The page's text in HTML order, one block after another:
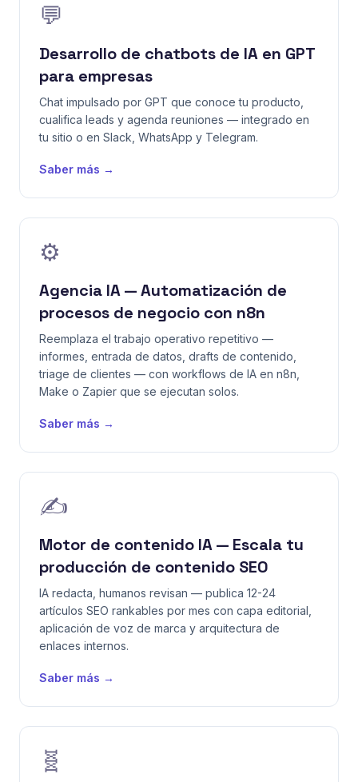
💬
Desarrollo de chatbots de IA en GPT
para empresas
Chat impulsado por GPT que conoce tu producto,
cualifica leads y agenda reuniones — integrado en
tu sitio o en Slack, WhatsApp y Telegram.
Saber más →
⚙️
Agencia IA — Automatización de
procesos de negocio con n8n
Reemplaza el trabajo operativo repetitivo —
informes, entrada de datos, drafts de contenido,
triage de clientes — con workflows de IA en n8n,
Make o Zapier que se ejecutan solos.
Saber más →
✍️
Motor de contenido IA — Escala tu
producción de contenido SEO
IA redacta, humanos revisan — publica 12-24
artículos SEO rankables por mes con capa editorial,
aplicación de voz de marca y arquitectura de
enlaces internos.
Saber más →
🧬